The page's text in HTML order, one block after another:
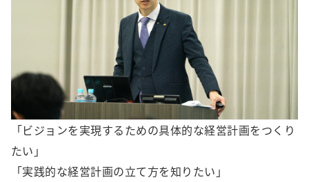
「ビジョンを実現するための具体的な経営計画をつくり
たい」
「実践的な経営計画の立て方を知りたい」